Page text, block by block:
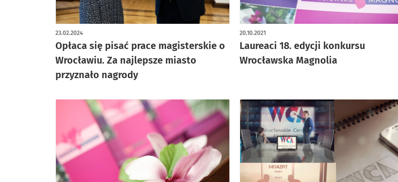
Opłaca się pisać prace magisterskie o
Wrocławiu. Za najlepsze miasto
przyznało nagrody
23.02.2024
artykuł z galerią zdjęć
Laureaci 18. edycji konkursu
Wrocławska Magnolia
20.10.2021